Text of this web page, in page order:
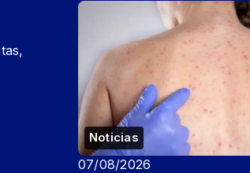
Noticias
07/08/2026